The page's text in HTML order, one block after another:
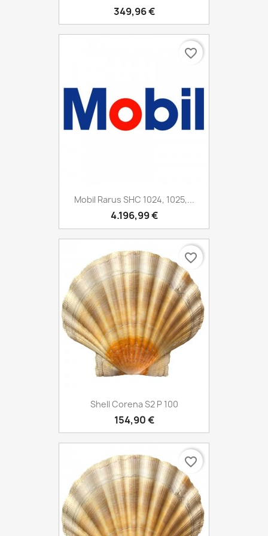
349,96 €
Mobil Rarus SHC 1024, 1025,...
4.196,99 €
favorite_border
Shell Corena S2 P 100
154,90 €
favorite_border
favorite_border